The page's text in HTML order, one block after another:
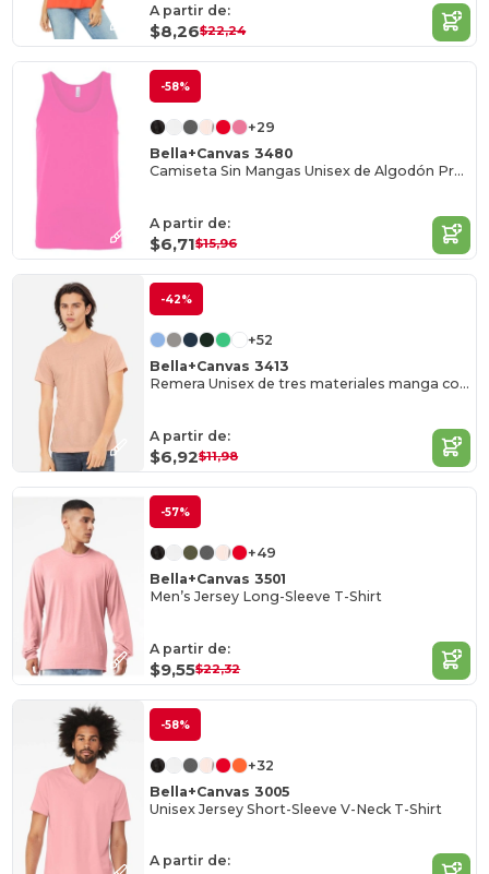
A partir de:
$8,26$22,24
-58%
+29
Bella+Canvas 3480
Camiseta Sin Mangas Unisex de Algodón Premium
A partir de:
$6,71$15,96
-42%
+52
Bella+Canvas 3413
Remera Unisex de tres materiales manga corta
A partir de:
$6,92$11,98
-57%
+49
Bella+Canvas 3501
Men’s Jersey Long-Sleeve T-Shirt
A partir de:
$9,55$22,32
-58%
+32
Bella+Canvas 3005
Unisex Jersey Short-Sleeve V-Neck T-Shirt
A partir de: